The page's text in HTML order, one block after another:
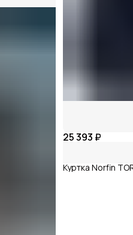
25 393 ₽
Куртка Norfin